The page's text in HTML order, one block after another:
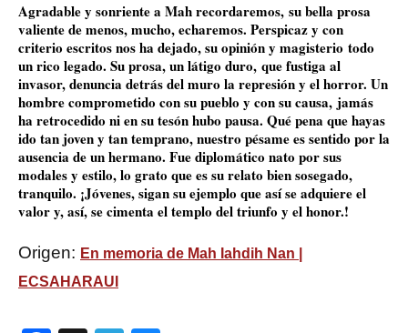
Agradable y sonriente a Mah recordaremos, su bella prosa
valiente de menos, mucho, echaremos. Perspicaz y con
criterio escritos nos ha dejado, su opinión y magisterio todo
un rico legado. Su prosa, un látigo duro, que fustiga al
invasor, denuncia detrás del muro la represión y el horror. Un
hombre comprometido con su pueblo y con su causa, jamás
ha retrocedido ni en su tesón hubo pausa. Qué pena que hayas
ido tan joven y tan temprano, nuestro pésame es sentido por la
ausencia de un hermano. Fue diplomático nato por sus
modales y estilo, lo grato que es su relato bien sosegado,
tranquilo. ¡Jóvenes, sigan su ejemplo que así se adquiere el
valor y, así, se cimenta el templo del triunfo y el honor.!
Origen: En memoria de Mah Iahdih Nan |
ECSAHARAUI